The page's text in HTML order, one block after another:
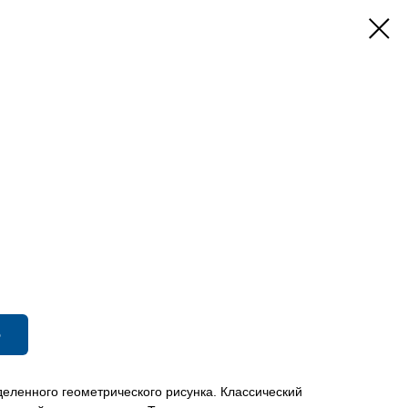
геометрического рисунка. Классический